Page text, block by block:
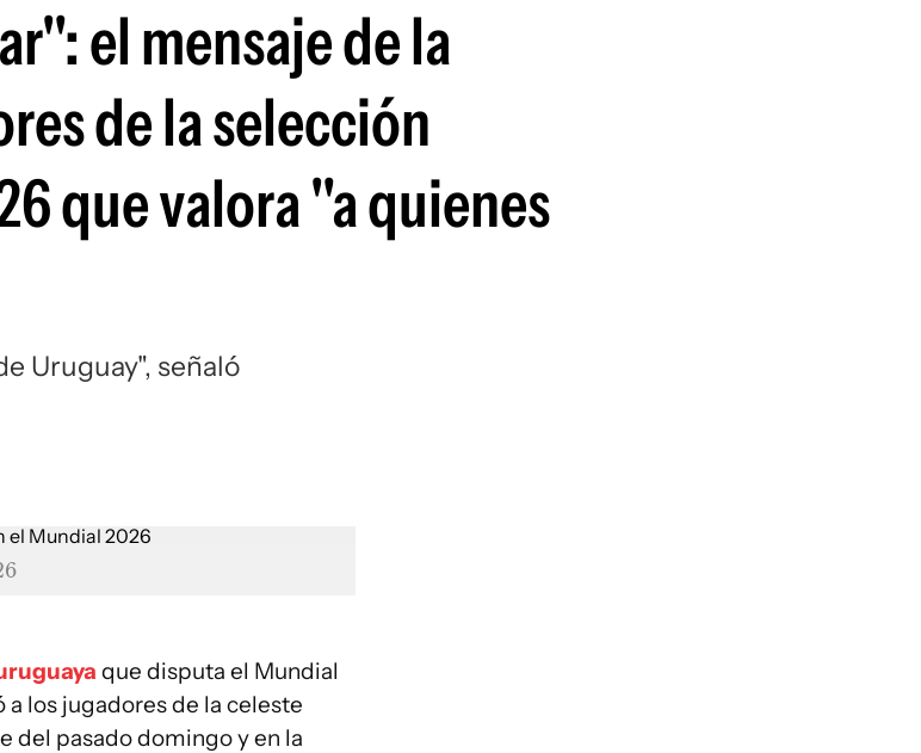
el mensaje de la
de la selección
que valora "a quienes
Uruguay", señaló
que disputa el Mundial
los jugadores de la celeste
del pasado domingo y en la